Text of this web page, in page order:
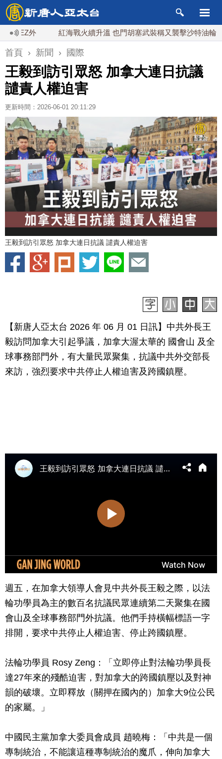
外 紅海戰火續升溫 也門胡塞武裝稱又襲擊沙特油輪
首頁 › 新聞 › 國際
王毅到訪引眾怒 加拿大連日抗議
譴責人權迫害
更新時間：2026-06-01 20:11:29
王毅到訪引眾怒 加拿大連日抗議 譴責人權迫害
【新唐人亞太台 2026 年 06 月 01 日訊】中共外長王
毅訪問加拿大引起爭議，加拿大渥太華的 國會山 及全
球事務部門外，有大量民眾聚集，抗議中共外交部長
來訪，強烈要求中共停止人權迫害及跨國鎮壓。
週五，在加拿大領導人會見中共外長王毅之際，以法
輪功學員為主的數百名抗議民眾連續第二天聚集在國
會山及全球事務部門外抗議。他們手持橫幅標語一字
排開，要求中共停止人權迫害、停止跨國鎮壓。
法輪功學員 Rosy Zeng：「立即停止對法輪功學員長
達27年來的殘酷迫害，對加拿大的跨國鎮壓以及對神
韻的破壞。立即釋放（關押在國內的）加拿大9位公民
的家屬。」
中國民主黨加拿大委員會成員 趙曉梅：「中共是一個
專制統治，不能讓這種專制統治的魔爪，伸向加拿大